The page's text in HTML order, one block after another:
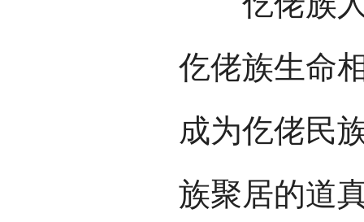
仡佬族生命
成为仡佬民
族聚居的道